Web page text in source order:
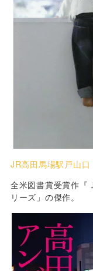
JR高田馬場駅戸山口
全米図書賞受賞作『
リーズ」の傑作。